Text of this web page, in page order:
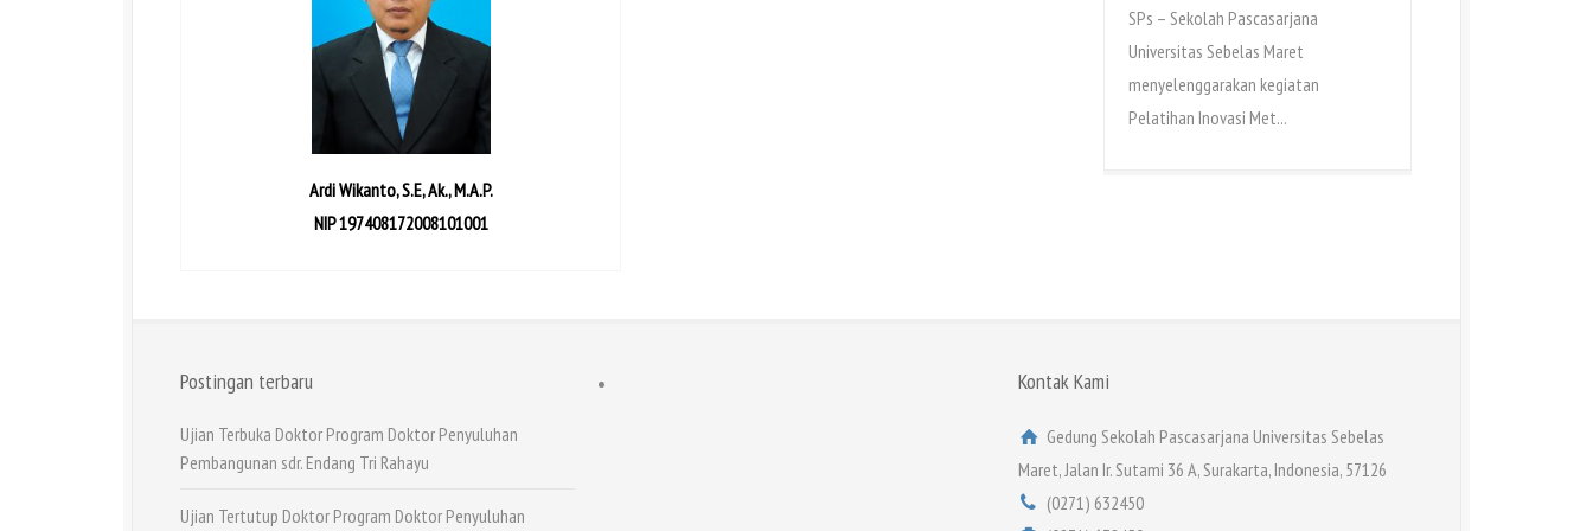
Ardi Wikanto, S.E, Ak., M.A.P.
NIP 197408172008101001
SPs – Sekolah Pascasarjana
Universitas Sebelas Maret
menyelenggarakan kegiatan
Pelatihan Inovasi Met...
Postingan terbaru
Ujian Terbuka Doktor Program Doktor Penyuluhan
Pembangunan sdr. Endang Tri Rahayu
Ujian Tertutup Doktor Program Doktor Penyuluhan
Kontak Kami
Gedung Sekolah Pascasarjana Universitas Sebelas
Maret, Jalan Ir. Sutami 36 A, Surakarta, Indonesia, 57126
(0271) 632450